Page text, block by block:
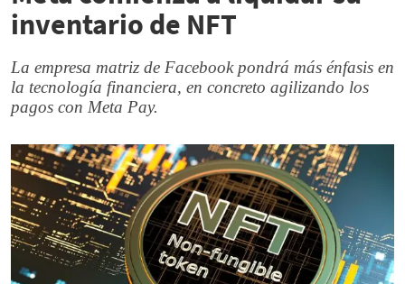
inventario de NFT
La empresa matriz de Facebook pondrá más énfasis en
la tecnología financiera, en concreto agilizando los
pagos con Meta Pay.